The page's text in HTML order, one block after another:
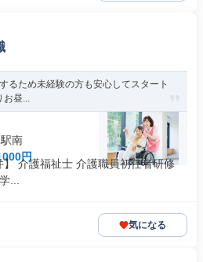
るため未経験の方も安心してスタート
お昼...
南
円
介護福祉士 介護職員初任者研修
...
気になる